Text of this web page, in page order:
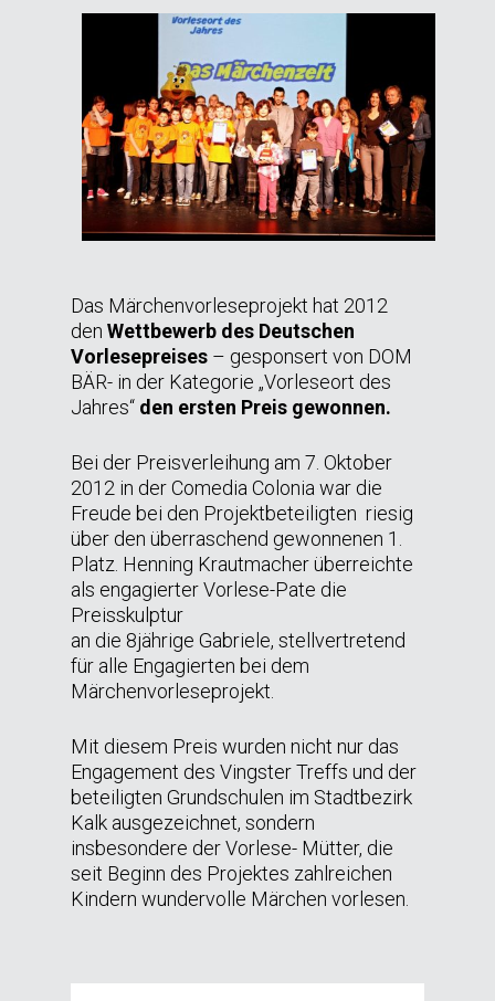
Das Märchenvorleseprojekt hat 2012
denWettbewerb des Deutschen
Vorlesepreises – gesponsert von DOM
BÄR- in der Kategorie „Vorleseort des
Jahres“ den ersten Preis gewonnen.
Bei der Preisverleihung am 7. Oktober
2012 in der Comedia Colonia war die
Freude bei den Projektbeteiligten riesig
über den überraschend gewonnenen 1.
Platz. Henning Krautmacher überreichte
als engagierter Vorlese-Pate die
Preisskulptur
an die 8jährige Gabriele, stellvertretend
für alle Engagierten bei dem
Märchenvorleseprojekt.
Mit diesem Preis wurden nicht nur das
Engagement des Vingster Treffs und der
beteiligten Grundschulen im Stadtbezirk
Kalk ausgezeichnet, sondern
insbesondere der Vorlese- Mütter, die
seit Beginn des Projektes zahlreichen
Kindern wundervolle Märchen vorlesen.